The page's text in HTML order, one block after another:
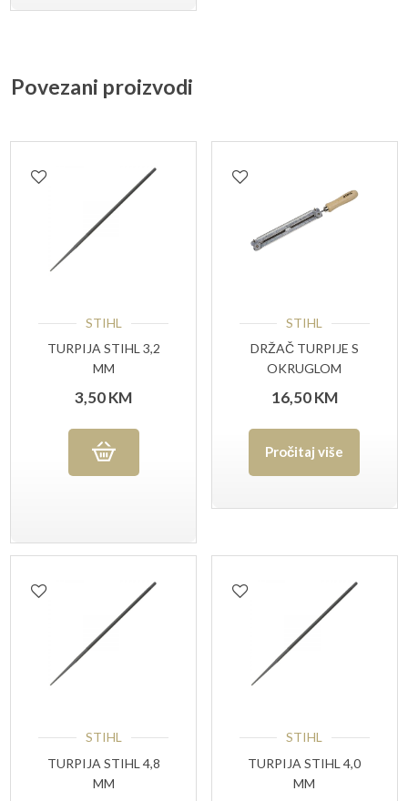
Povezani proizvodi
STIHL
TURPIJA STIHL 3,2
MM
3,50KM
STIHL
DRŽAČ TURPIJE S
OKRUGLOM
TURPIJOM 1/4″, 3/8
P(ZA LANCE
MOTORNIH PILA)
16,50KM
Pročitaj više
STIHL
TURPIJA STIHL 4,8
MM
STIHL
TURPIJA STIHL 4,0
MM